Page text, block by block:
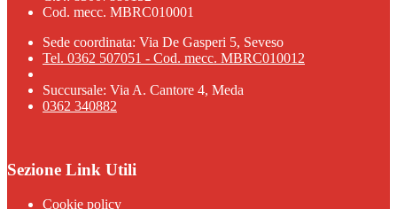
Cod. mecc. MBRC010001
Sede coordinata: Via De Gasperi 5, Seveso
Tel. 0362 507051 - Cod. mecc. MBRC010012
Succursale: Via A. Cantore 4, Meda
0362 340882
Sezione Link Utili
Cookie policy